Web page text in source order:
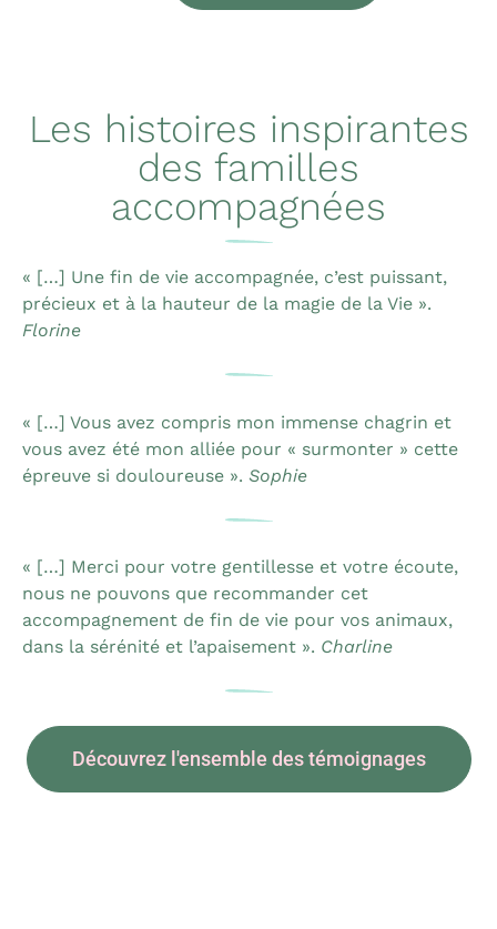
Les histoires inspirantes
des familles
accompagnées
« […] Une fin de vie accompagnée, c’est puissant,
précieux et à la hauteur de la magie de la Vie ».
Florine
« […] Vous avez compris mon immense chagrin et
vous avez été mon alliée pour « surmonter » cette
épreuve si douloureuse ». Sophie
« […] Merci pour votre gentillesse et votre écoute,
nous ne pouvons que recommander cet
accompagnement de fin de vie pour vos animaux,
dans la sérénité et l’apaisement ». Charline
Découvrez l'ensemble des témoignages